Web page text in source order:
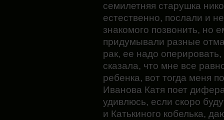
семилетняя старушка
естественно, послали и
знакомого позвонить, но
придумывали разные
рак, ее надо
сказала, что мне все
ребенка, вот тогда меня
Иванова Катя поет
удивлюсь, если скоро
и Катькиного кобелька,